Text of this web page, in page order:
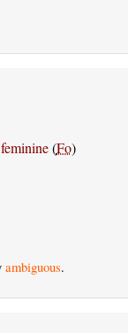
(Fo)
ambiguous.